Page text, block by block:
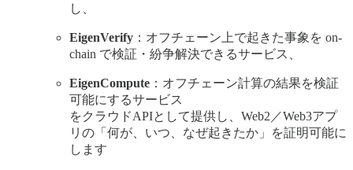
し、
EigenVerify ：オフチェーン上で起きた事象を on-
chain で検証・紛争解決できるサービス、
EigenCompute ：オフチェーン計算の結果を検証
可能にするサービス
をクラウドAPIとして提供し、Web2／Web3アプ
リの「何が、いつ、なぜ起きたか」を証明可能に
します